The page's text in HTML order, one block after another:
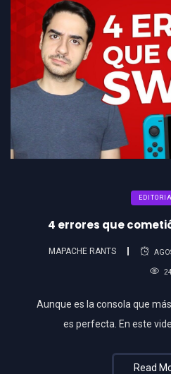
4 errores que
MAPACHE RANTS
Aunque es la consola que
es perfecta. En este
Read